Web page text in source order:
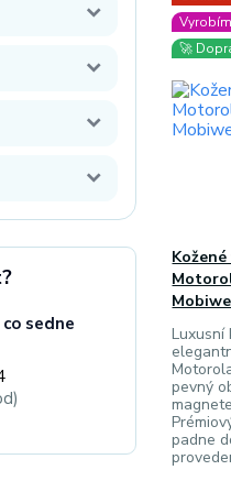
sedne
🚀
Luxusní
pevný
padne